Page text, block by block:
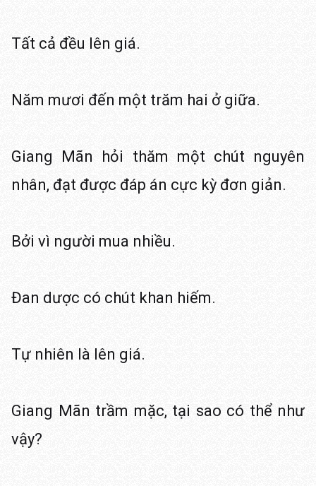
Tất cả đều lên giá.
Năm mươi đến một trăm hai ở giữa.
Giang Mãn hỏi thăm một chút nguyên
nhân, đạt được đáp án cực kỳ đơn giản.
Bởi vì người mua nhiều.
Đan dược có chút khan hiếm.
Tự nhiên là lên giá.
Giang Mãn trầm mặc, tại sao có thể như
vậy?